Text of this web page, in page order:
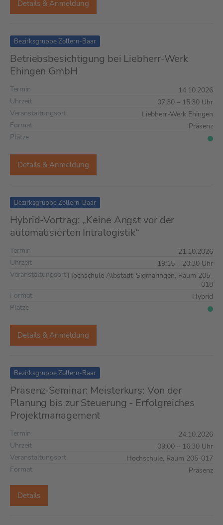
Details & Anmeldung
Bezirksgruppe Zollern-Baar
Betriebsbesichtigung bei Liebherr-Werk
Ehingen GmbH
Termin
14.10.2026
Uhrzeit
07:30 – 15:30 Uhr
Veranstaltungsort
Liebherr-Werk Ehingen
Format
Präsenz
Plätze
Details & Anmeldung
Bezirksgruppe Zollern-Baar
Hybrid-Vortrag: „Keine Angst vor der
automatisierten Intralogistik“
Termin
21.10.2026
Uhrzeit
19:15 – 20:30 Uhr
Veranstaltungsort Hochschule Albstadt-Sigmaringen, Raum 205-
018
Format
Hybrid
Plätze
Details & Anmeldung
Bezirksgruppe Zollern-Baar
Präsenz-Seminar: Meisterkurs: Von der
Planung bis zur Steuerung - Erfolgreiches
Projektmanagement
Termin
24.10.2026
Uhrzeit
09:00 – 16:30 Uhr
Veranstaltungsort
Hochschule, Raum 205-017
Format
Präsenz
Details